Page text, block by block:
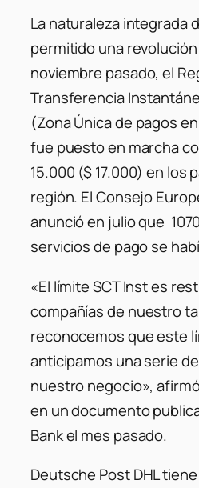
La naturaleza integrada
permitido una
noviembre pasado, el
Transferencia
(Zona Única de pagos
fue puesto en marcha
15.000 ($ 17.000) en los
región. El Consejo
anunció en julio que
servicios de pago se
«El límite SCT Inst es
compañías de nuestro
reconocemos que este
anticipamos una serie
nuestro negocio»,
en un documento
Bank el mes pasado.
Deutsche Post DHL